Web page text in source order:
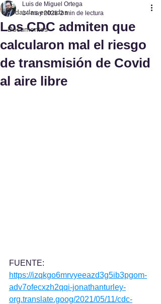
Todas las entradas
Documentos
Los CDC admiten que
calcularon mal el riesgo
de transmisión de Covid
al aire libre
Luis de Miguel Ortega
14 may 2021 2 min de lectura
FUENTE:
https://izqkgo6mrvyeeazd3g5ib3pgom-
adv7ofecxzh2qqi-jonathanturley-
org.translate.goog/2021/05/11/cdc-